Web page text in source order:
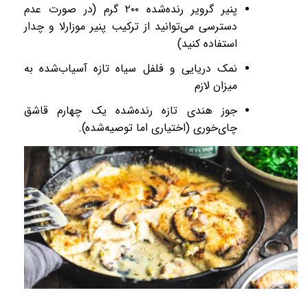
پنیر گرویر رنده‌شده ۲۰۰گرم (در صورت عدم
دسترسی می‌توانید از ترکیب پنیر موزارلا و چدار
استفاده کنید)
نمک دریایی و فلفل سیاه تازه آسیاب‌شده به
میزان لازم
جوز هندی تازه رنده‌شده یک چهارم قاشق
چای‌خوری (اختیاری اما توصیه‌شده).